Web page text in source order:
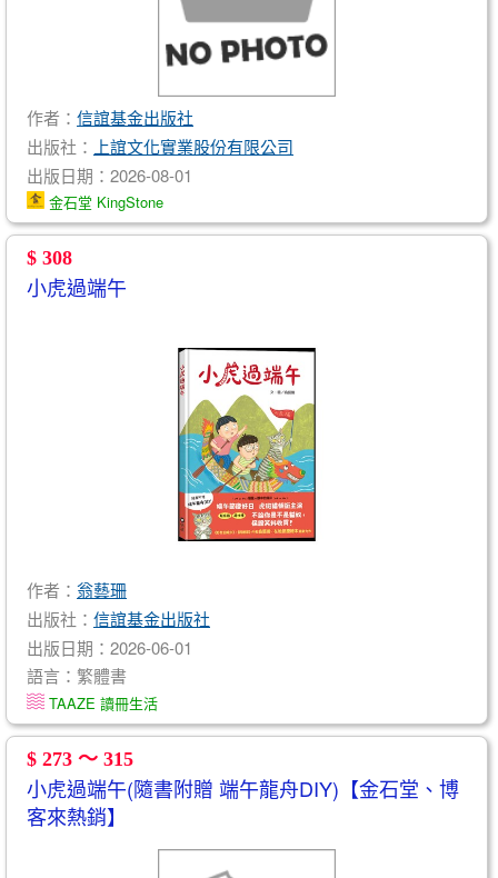
作者： 信誼基金出版社
出版社： 上誼文化實業股份有限公司
出版日期：2026-08-01
金石堂 KingStone
$ 308
小虎過端午
作者： 翁藝珊
出版社： 信誼基金出版社
出版日期：2026-06-01
語言：繁體書
TAAZE 讀冊生活
$ 273 ～ 315
小虎過端午(隨書附贈 端午龍舟DIY)【金石堂、博
客來熱銷】